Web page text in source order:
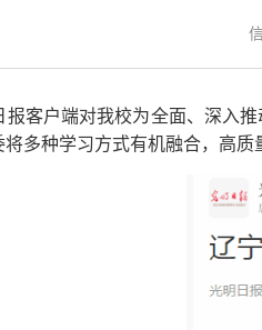
客户端对我校为全面、深入
多种学习方式有机融合，高